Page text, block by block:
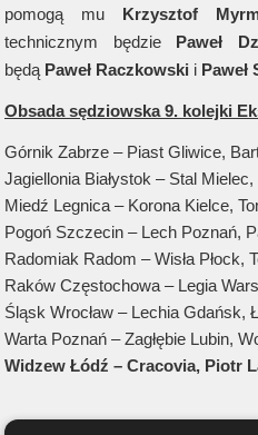
pomogą mu Krzysztof
technicznym będzie Paweł
będą Paweł Raczkowski i Paweł
Obsada sędziowska 9. kolejki
Górnik Zabrze – Piast Gliwice,
Jagiellonia Białystok – Stal
Miedź Legnica – Korona Kielce,
Pogoń Szczecin – Lech Poznań,
Radomiak Radom – Wisła
Raków Częstochowa – Legia
Śląsk Wrocław – Lechia Gdańsk,
Warta Poznań – Zagłębie Lubin,
Widzew Łódź – Cracovia, Piotr